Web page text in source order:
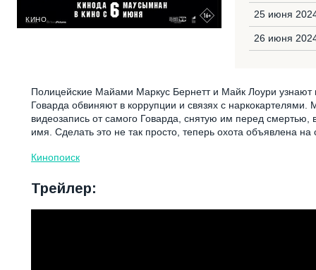
КИНО 25 июня
26 июня
Полицейские Майами Маркус Бернетт и Майк Лоури узнают
Говарда обвиняют в коррупции и связях с
видеозапись от самого Говарда, снятую им перед смертью,
имя. Сделать это не так просто, теперь охота объявлена
Кинопоиск
Трейлер: